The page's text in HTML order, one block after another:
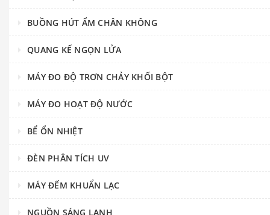
BUỒNG HÚT ẨM CHÂN KHÔNG
QUANG KẾ NGỌN LỬA
MÁY ĐO ĐỘ TRƠN CHẢY KHỐI BỘT
MÁY ĐO HOẠT ĐỘ NƯỚC
BỂ ỔN NHIỆT
ĐÈN PHÂN TÍCH UV
MÁY ĐẾM KHUẨN LẠC
NGUỒN SÁNG LẠNH